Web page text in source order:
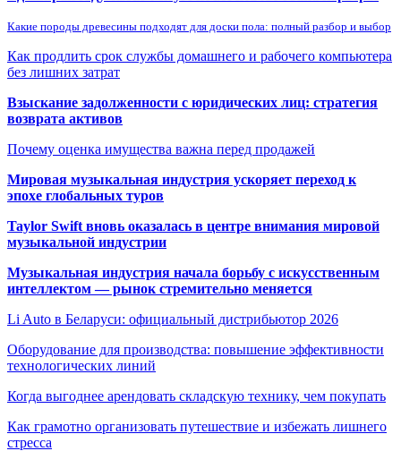
Какие породы древесины подходят для доски пола: полный разбор и выбор
Как продлить срок службы домашнего и рабочего компьютера
без лишних затрат
Взыскание задолженности с юридических лиц: стратегия
возврата активов
Почему оценка имущества важна перед продажей
Мировая музыкальная индустрия ускоряет переход к
эпохе глобальных туров
Taylor Swift вновь оказалась в центре внимания мировой
музыкальной индустрии
Музыкальная индустрия начала борьбу с искусственным
интеллектом — рынок стремительно меняется
Li Auto в Беларуси: официальный дистрибьютор 2026
Оборудование для производства: повышение эффективности
технологических линий
Когда выгоднее арендовать складскую технику, чем покупать
Как грамотно организовать путешествие и избежать лишнего
стресса